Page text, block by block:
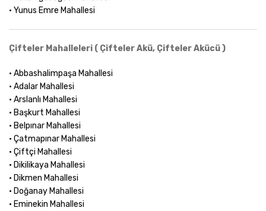
• Yunus Emre Mahallesi
Çifteler Mahalleleri ( Çifteler Akü, Çifteler Akücü )
• Abbashalimpaşa Mahallesi
• Adalar Mahallesi
• Arslanlı Mahallesi
• Başkurt Mahallesi
• Belpınar Mahallesi
• Çatmapınar Mahallesi
• Çiftçi Mahallesi
• Dikilikaya Mahallesi
• Dikmen Mahallesi
• Doğanay Mahallesi
• Eminekin Mahallesi